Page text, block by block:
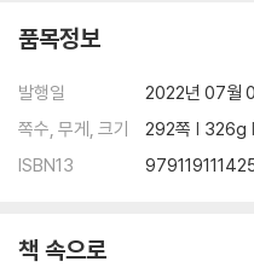
품목정보
발행일
2022년 07월
쪽수, 무게, 크기
292쪽 |
ISBN13
책 속으로